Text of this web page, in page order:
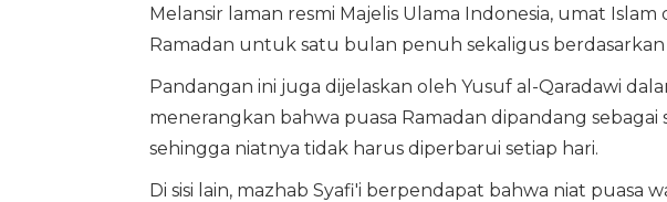
Melansir laman resmi Majelis Ulama Indonesia, umat
Ramadan untuk satu bulan penuh sekaligus
Pandangan ini juga dijelaskan oleh Yusuf al-Qaradawi
menerangkan bahwa puasa Ramadan dipandang
sehingga niatnya tidak harus diperbarui setiap hari.
Di sisi lain, mazhab Syafi'i berpendapat bahwa niat puasa